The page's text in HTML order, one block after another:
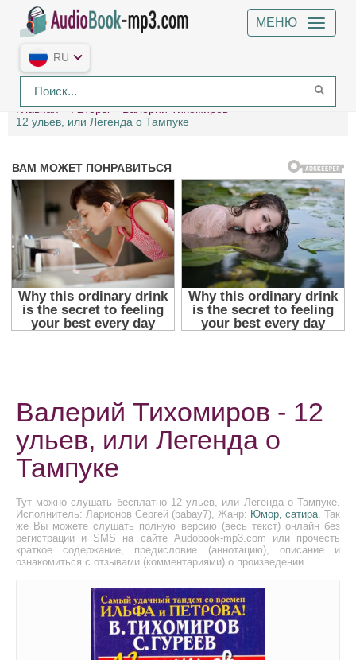
МЕНЮ
RU
Главная Авторы
Валерий Тихомиров
12 ульев, или Легенда о Тампуке
Валерий Тихомиров - 12
ульев, или Легенда о
Тампуке
Тут можно слушать бесплатно 12 ульев, или Легенда о Тампуке.
Исполнитель: Ларионов Сергей (babay7), Жанр: Юмор, сатира. Так
же Вы можете слушать полную версию (весь текст) онлайн без
регистрации и SMS на сайте Audobook-mp3.com или прочесть
краткое содержание, предисловие (аннотацию), описание и
ознакомиться с отзывами (комментариями) о произведении.